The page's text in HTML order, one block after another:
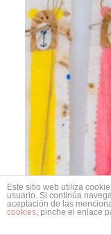
Este sitio web utiliza
usuario. Si continúa
aceptación de las
cookies, pinche el enlace